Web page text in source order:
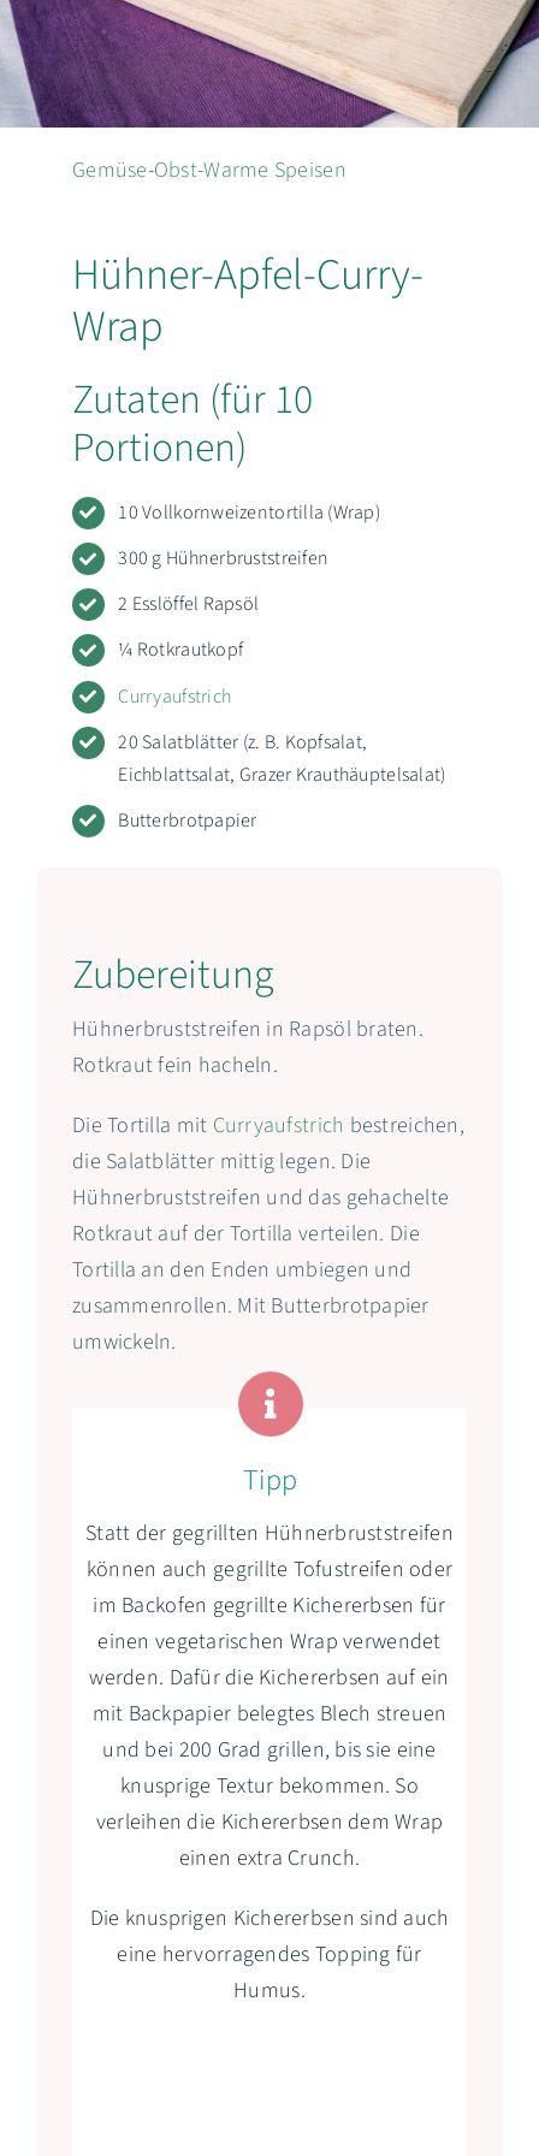
EN
Suche
nach:
Gemüse-Obst-Warme Speisen
Hühner-Apfel-Curry-
Wrap
Zutaten (für 10
Portionen)
10 Vollkornweizentortilla (Wrap)
300 g Hühnerbruststreifen
2 Esslöffel Rapsöl
¼ Rotkrautkopf
Curryaufstrich
20 Salatblätter (z. B. Kopfsalat,
Eichblattsalat, Grazer Krauthäuptelsalat)
Butterbrotpapier
Zubereitung
Hühnerbruststreifen in Rapsöl braten.
Rotkraut fein hacheln.
Die Tortilla mit Curryaufstrich bestreichen,
die Salatblätter mittig legen. Die
Hühnerbruststreifen und das gehachelte
Rotkraut auf der Tortilla verteilen. Die
Tortilla an den Enden umbiegen und
zusammenrollen. Mit Butterbrotpapier
umwickeln.
Tipp
Statt der gegrillten Hühnerbruststreifen
können auch gegrillte Tofustreifen oder
im Backofen gegrillte Kichererbsen für
einen vegetarischen Wrap verwendet
werden. Dafür die Kichererbsen auf ein
mit Backpapier belegtes Blech streuen
und bei 200 Grad grillen, bis sie eine
knusprige Textur bekommen. So
verleihen die Kichererbsen dem Wrap
einen extra Crunch.
Die knusprigen Kichererbsen sind auch
eine hervorragendes Topping für
Humus.